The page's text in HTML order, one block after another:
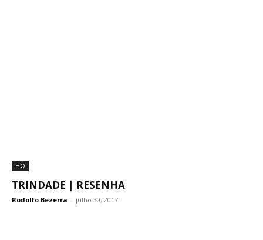
HQ
TRINDADE | RESENHA
Rodolfo Bezerra - julho 30, 2017